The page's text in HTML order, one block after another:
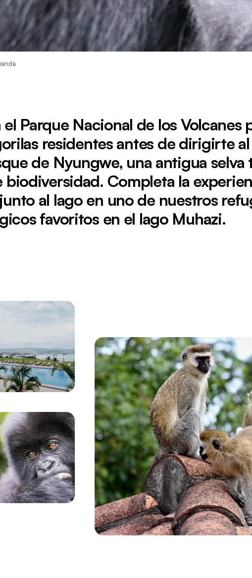
Parque Nacional de los Volcanes, Ruanda.
Parque Nacional de los Volcanes
residentes antes de dirigirte
de Nyungwe, una antigua selva
biodiversidad. Completa la
al lago en uno de nuestros
favoritos en el lago Muhazi.